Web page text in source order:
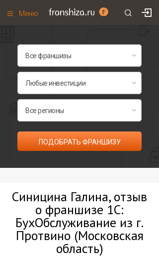
Меню
Франшизы по категориям
ПОДОБРАТЬ ФРАНШИЗУ
Синицина Галина, отзыв
о франшизе 1С:
БухОбслуживание из г.
Протвино (Московская
область)